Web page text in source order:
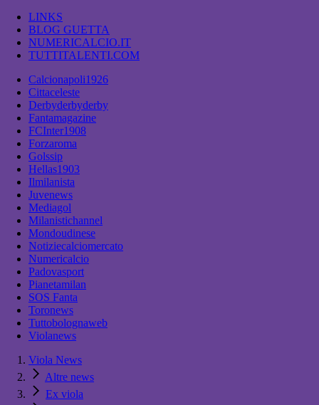
LINKS
BLOG GUETTA
NUMERICALCIO.IT
TUTTITALENTI.COM
Calcionapoli1926
Cittaceleste
Derbyderbyderby
Fantamagazine
FCInter1908
Forzaroma
Golssip
Hellas1903
Ilmilanista
Juvenews
Mediagol
Milanistichannel
Mondoudinese
Notiziecalciomercato
Numericalcio
Padovasport
Pianetamilan
SOS Fanta
Toronews
Tuttobolognaweb
Violanews
Viola News
Altre news
Ex viola